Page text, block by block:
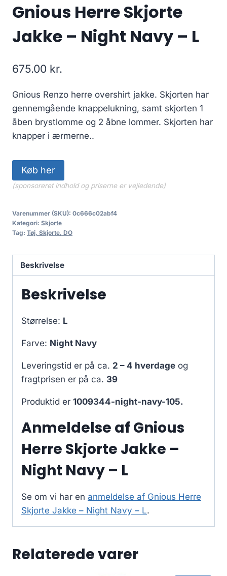
Gnious Herre Skjorte
Jakke – Night Navy – L
675.00 kr.
Gnious Renzo herre overshirt jakke. Skjorten har
gennemgående knappelukning, samt skjorten 1
åben brystlomme og 2 åbne lommer. Skjorten har
knapper i ærmerne..
Køb her
(sponsoreret indhold og priserne er vejledende)
Varenummer (SKU): 0c666c02abf4
Kategori: Skjorte
Tag: Tøj, Skjorte, DO
Beskrivelse
Beskrivelse
Størrelse: L
Farve: Night Navy
Leveringstid er på ca. 2 – 4 hverdage og
fragtprisen er på ca. 39
Produktid er 1009344-night-navy-105.
Anmeldelse af Gnious
Herre Skjorte Jakke –
Night Navy – L
Se om vi har en anmeldelse af Gnious Herre
Skjorte Jakke – Night Navy – L.
Relaterede varer